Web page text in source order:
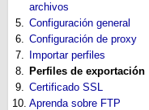
archivos
5. Configuración general
6. Configuración de proxy
7.
Importar perfiles
8. Perfiles de exportación
9. Certificado SSL
10. Aprenda sobre FTP